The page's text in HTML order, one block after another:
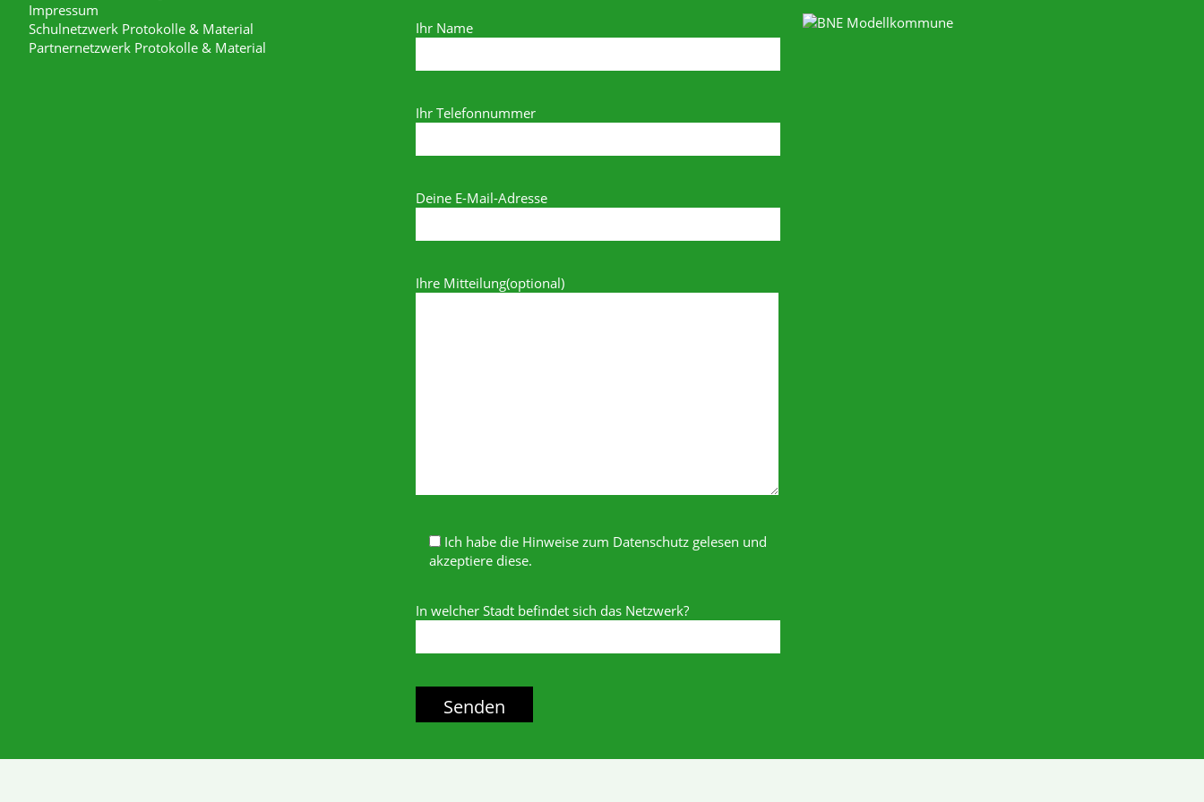
Impressum
Schulnetzwerk Protokolle & Material
Partnernetzwerk Protokolle & Material
Ihr Name
Ihr Telefonnummer
Deine E-Mail-Adresse
Ihre Mitteilung(optional)
Ich habe die Hinweise zum Datenschutz gelesen und
akzeptiere diese.
In welcher Stadt befindet sich das Netzwerk?